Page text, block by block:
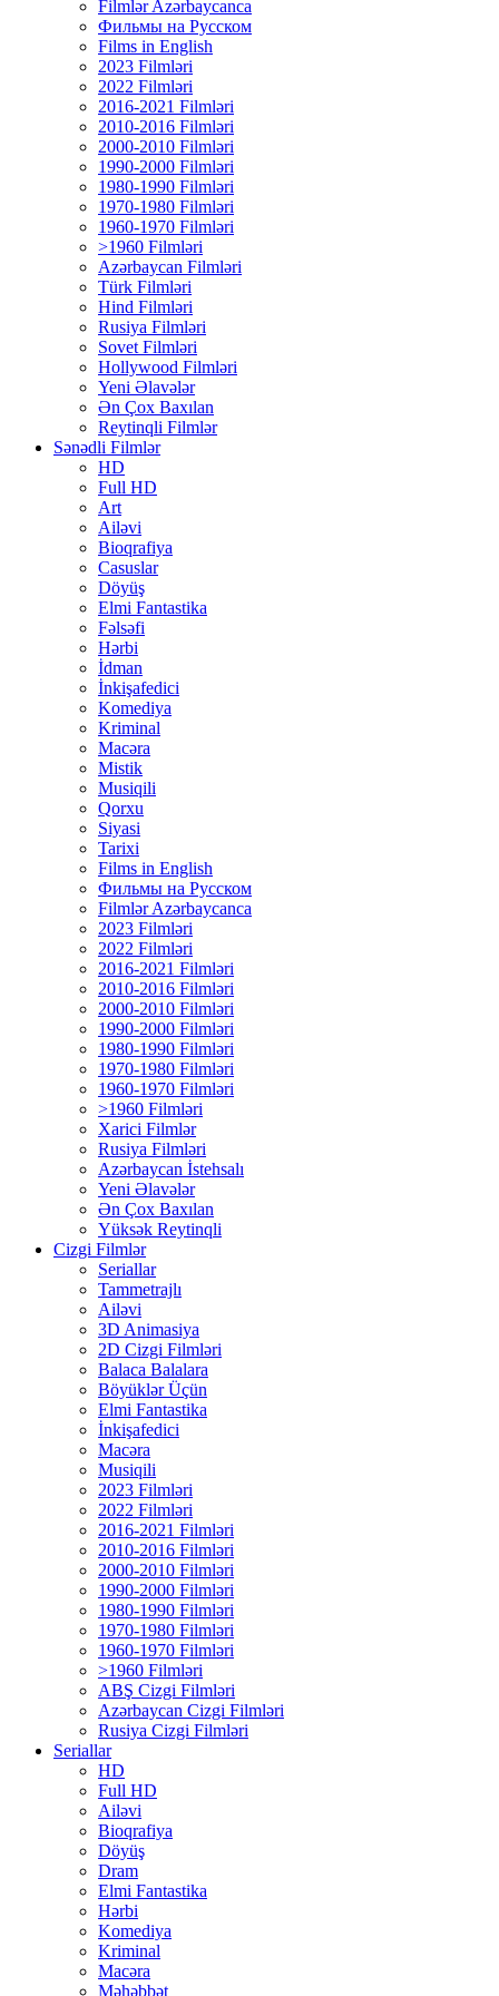
Filmlər Azərbaycanca
Фильмы на Русском
Films in English
2023 Filmləri
2022 Filmləri
2016-2021 Filmləri
2010-2016 Filmləri
2000-2010 Filmləri
1990-2000 Filmləri
1980-1990 Filmləri
1970-1980 Filmləri
1960-1970 Filmləri
>1960 Filmləri
Azərbaycan Filmləri
Türk Filmləri
Hind Filmləri
Rusiya Filmləri
Sovet Filmləri
Hollywood Filmləri
Yeni Əlavələr
Ən Çox Baxılan
Reytinqli Filmlər
Sənədli Filmlər
HD
Full HD
Art
Ailəvi
Bioqrafiya
Casuslar
Döyüş
Elmi Fantastika
Fəlsəfi
Hərbi
İdman
İnkişafedici
Komediya
Kriminal
Macəra
Mistik
Musiqili
Qorxu
Siyasi
Tarixi
Films in English
Фильмы на Русском
Filmlər Azərbaycanca
2023 Filmləri
2022 Filmləri
2016-2021 Filmləri
2010-2016 Filmləri
2000-2010 Filmləri
1990-2000 Filmləri
1980-1990 Filmləri
1970-1980 Filmləri
1960-1970 Filmləri
>1960 Filmləri
Xarici Filmlər
Rusiya Filmləri
Azərbaycan İstehsalı
Yeni Əlavələr
Ən Çox Baxılan
Yüksək Reytinqli
Cizgi Filmlər
Seriallar
Tammetrajlı
Ailəvi
3D Animasiya
2D Cizgi Filmləri
Balaca Balalara
Böyüklər Üçün
Elmi Fantastika
İnkişafedici
Macəra
Musiqili
2023 Filmləri
2022 Filmləri
2016-2021 Filmləri
2010-2016 Filmləri
2000-2010 Filmləri
1990-2000 Filmləri
1980-1990 Filmləri
1970-1980 Filmləri
1960-1970 Filmləri
>1960 Filmləri
ABŞ Cizgi Filmləri
Azərbaycan Cizgi Filmləri
Rusiya Cizgi Filmləri
Seriallar
HD
Full HD
Ailəvi
Bioqrafiya
Döyüş
Dram
Elmi Fantastika
Hərbi
Komediya
Kriminal
Macəra
Məhəbbət